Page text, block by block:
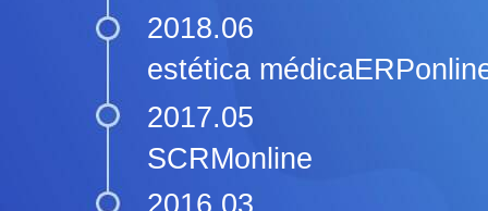
2018.06
estética
2017.05
SCRMonline